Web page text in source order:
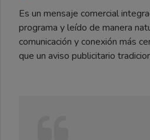
Es un mensaje comercial
programa y leído de manera
comunicación y conexión más
que un aviso publicitario